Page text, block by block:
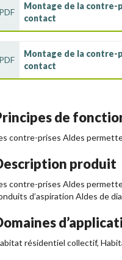
PDF
Montage de la contre-
contact
PDF
Montage de la contre-
contact
de
contre-prises Aldes
produit
contre-prises Aldes
d’aspiration Aldes de
résidentiel collectif,